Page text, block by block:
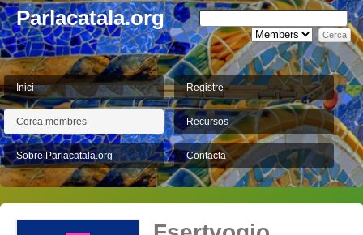
Parlacatala.org
Inici Registre
Cerca membres Recursos
Sobre Parlacatala.org Contacta